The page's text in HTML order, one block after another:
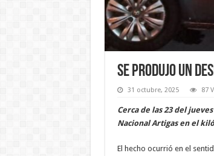
Se produjo un
31 octubre, 2025 87
Cerca de las 23 del
Nacional Artigas en el
El hecho ocurrió en el